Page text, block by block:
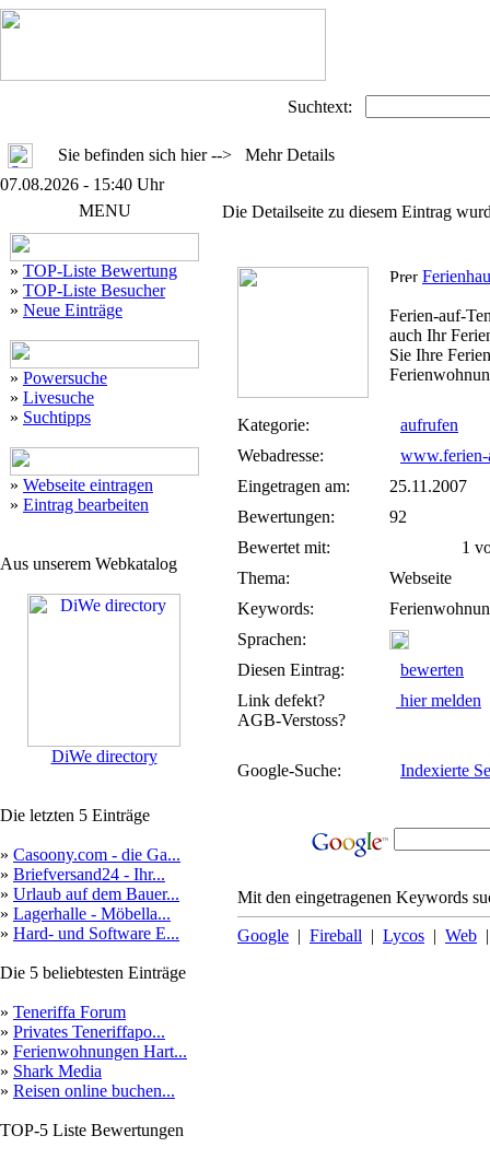
Suchtext:
Sie befinden sich hier --> Mehr Details
07.08.2026 - 15:40 Uhr
MENU
» TOP-Liste Bewertung
» TOP-Liste Besucher
» Neue Einträge
» Powersuche
» Livesuche
» Suchtipps
» Webseite eintragen
» Eintrag bearbeiten
Aus unserem Webkatalog
DiWe directory
Die letzten 5 Einträge
» Casoony.com - die Ga...
» Briefversand24 - Ihr...
» Urlaub auf dem Bauer...
» Lagerhalle - Möbella...
» Hard- und Software E...
Die 5 beliebtesten Einträge
» Teneriffa Forum
» Privates Teneriffapo...
» Ferienwohnungen Hart...
» Shark Media
» Reisen online buchen...
TOP-5 Liste Bewertungen
Die Detailseite zu diesem Eintrag
Ferien-auf-
auch Ihr
Sie Ihre
Kategorie:
aufrufen
Webadresse:
www.ferien-
Eingetragen am:
25.11.2007
Bewertungen:
92
Bewertet mit:
1
Thema:
Webseite
Keywords:
Sprachen:
Diesen Eintrag:
bewerten
Link defekt?
AGB-Verstoss?
hier melden
Google-Suche: Indexierte
Mit den eingetragenen Keywords
Google | Fireball | Lycos | Web